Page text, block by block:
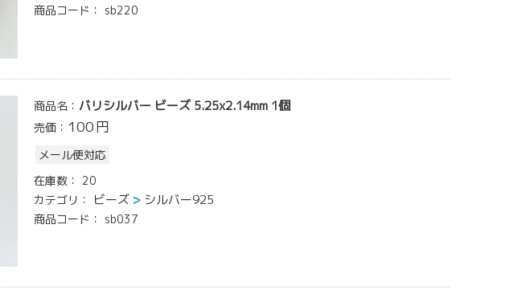
商品コード： sb220
商品名： バリシルバー ビーズ 5.25x2.14mm 1個
売価： 100円
メール便対応
在庫数： 20
カテゴリ：
ビーズ シルバー925
商品コード： sb037